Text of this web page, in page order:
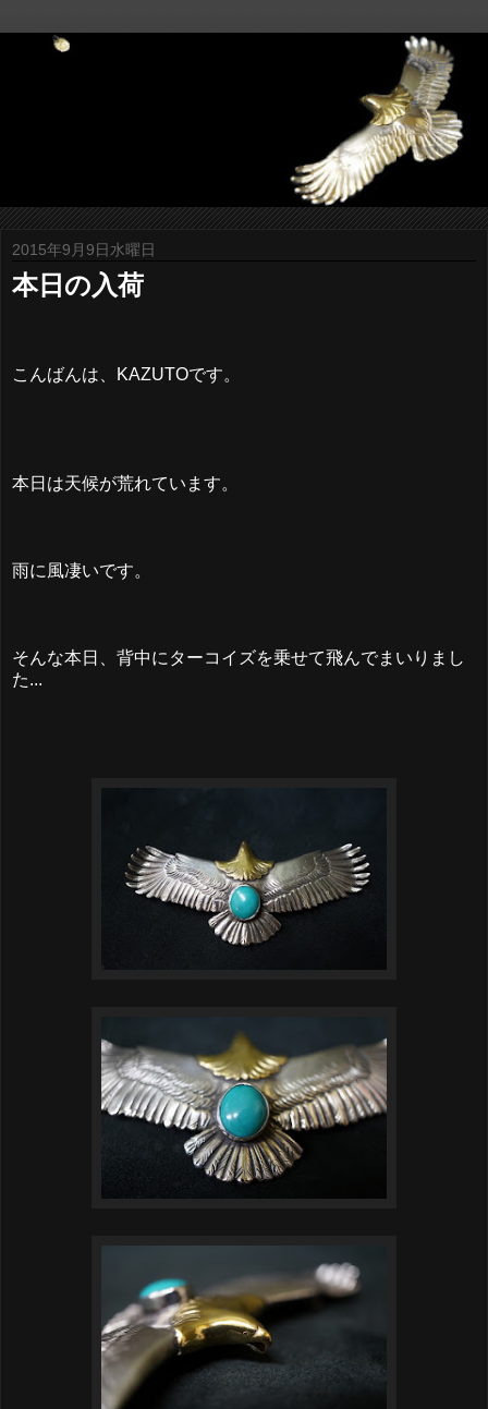
2015年9月9日水曜日
本日の入荷
こんばんは、KAZUTOです。
本日は天候が荒れています。
雨に風凄いです。
そんな本日、背中にターコイズを乗せて飛んでまいりまし
た...